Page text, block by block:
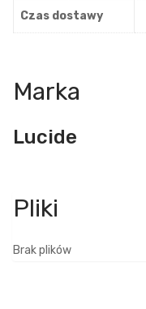
Czas dostawy
Marka
Lucide
Brak plików